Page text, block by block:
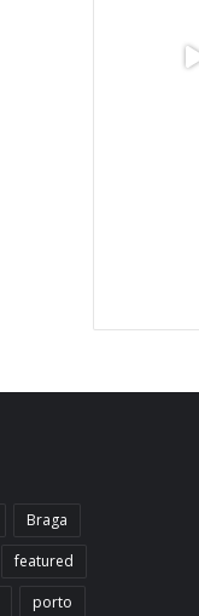
Braga
featured
porto